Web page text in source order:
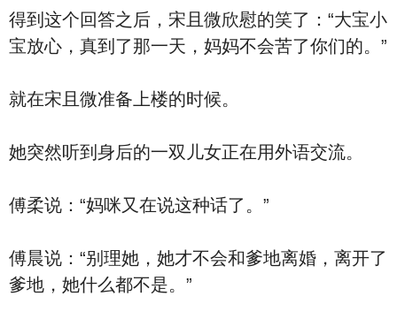
得到这个回答之后，宋且微欣慰的笑了：“大宝小
宝放心，真到了那一天，妈妈不会苦了你们的。”
就在宋且微准备上楼的时候。
她突然听到身后的一双儿女正在用外语交流。
傅柔说：“妈咪又在说这种话了。”
傅晨说：“别理她，她才不会和爹地离婚，离开了
爹地，她什么都不是。”